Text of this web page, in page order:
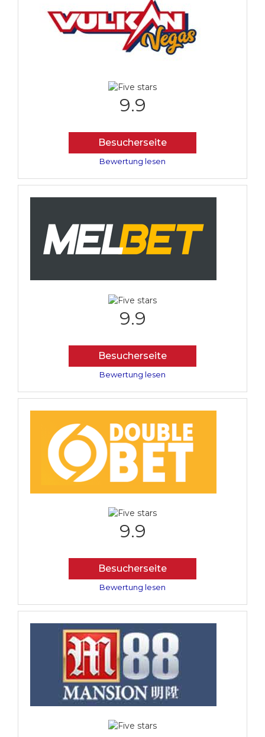
9.9
Besucherseite
Bewertung lesen
9.9
Besucherseite
Bewertung lesen
9.9
Besucherseite
Bewertung lesen